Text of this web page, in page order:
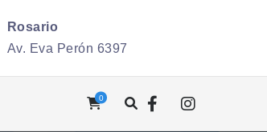
Rosario
Av. Eva Perón 6397
0